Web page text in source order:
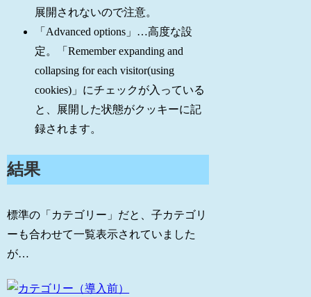
展開されないので注意。
「Advanced options」…高度な設
定。「Remember expanding and
collapsing for each visitor(using
cookies)」にチェックが入っている
と、展開した状態がクッキーに記
録されます。
結果
標準の「カテゴリー」だと、子カテゴリ
ーも合わせて一覧表示されていました
が…